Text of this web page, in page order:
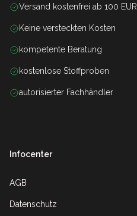
Versand kostenfrei ab 100 EUR
Keine versteckten Kosten
kompetente Beratung
kostenlose Stoffproben
autorisierter Fachhändler
Infocenter
AGB
Datenschutz